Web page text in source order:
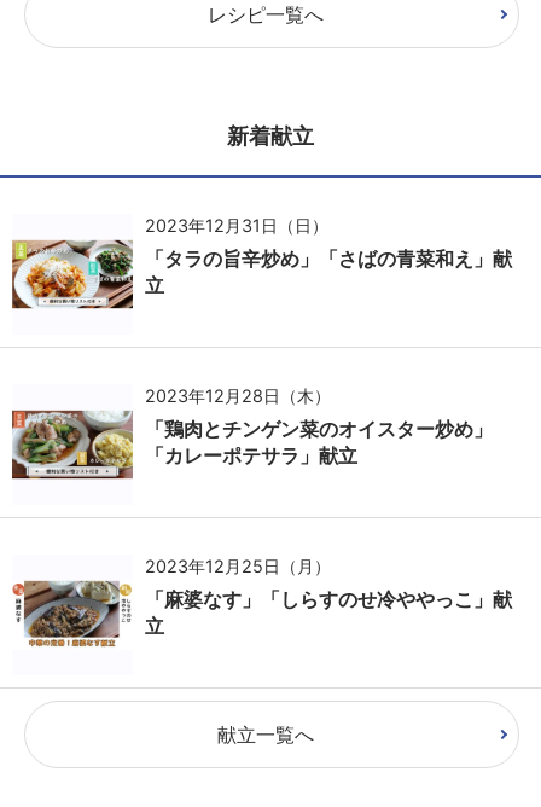
レシピ一覧へ
新着献立
2023年12月31日（日）
「タラの旨辛炒め」「さばの青菜和え」献
立
2023年12月28日（木）
「鶏肉とチンゲン菜のオイスター炒め」
「カレーポテサラ」献立
2023年12月25日（月）
「麻婆なす」「しらすのせ冷ややっこ」献
立
献立一覧へ